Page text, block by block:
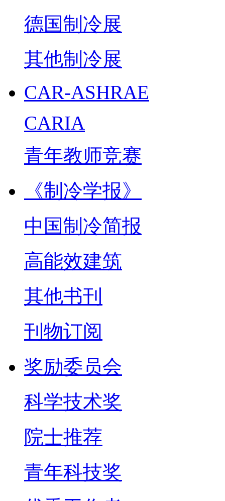
德国制冷展
其他制冷展
CAR-ASHRAE
CARIA
青年教师竞赛
《制冷学报》
中国制冷简报
高能效建筑
其他书刊
刊物订阅
奖励委员会
科学技术奖
院士推荐
青年科技奖